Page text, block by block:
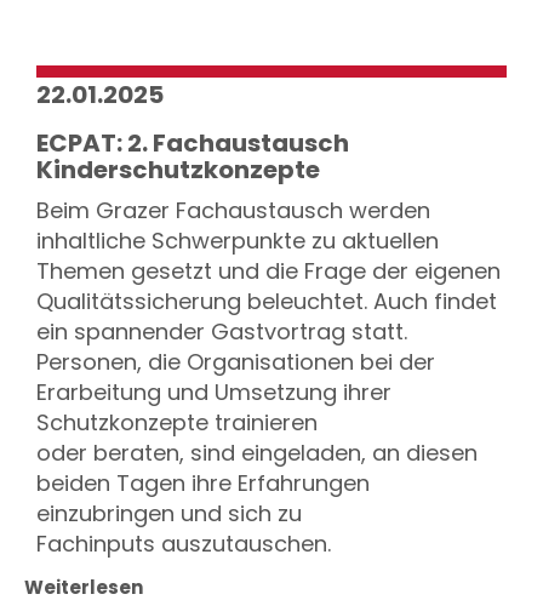
22.01.2025
ECPAT: 2. Fachaustausch
Kinderschutzkonzepte
Beim Grazer Fachaustausch werden
inhaltliche Schwerpunkte zu aktuellen
Themen gesetzt und die Frage der eigenen
Qualitätssicherung beleuchtet. Auch findet
ein spannender Gastvortrag statt.
Personen, die Organisationen bei der
Erarbeitung und Umsetzung ihrer
Schutzkonzepte trainieren
oder beraten, sind eingeladen, an diesen
beiden Tagen ihre Erfahrungen
einzubringen und sich zu
Fachinputs auszutauschen.
Weiterlesen